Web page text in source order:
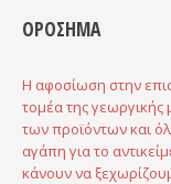
ΟΡΟΣΗΜΑ
Η αφοσίωση στην
τομέα της γεωργικής
των προϊόντων και
αγάπη για το
κάνουν να